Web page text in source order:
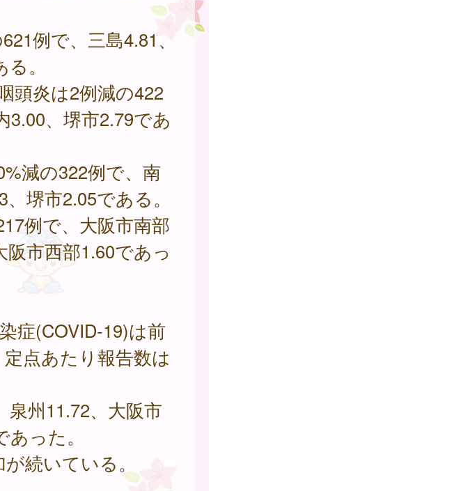
例で、三島4.81、
。
炎は2例減の422
3.00、堺市2.79であ
減の322例で、南
堺市2.05である。
例で、大阪市南部
市西部1.60であっ
症(COVID-19)は前
点あたり報告数は
泉州11.72、大阪市
った。
続いている。